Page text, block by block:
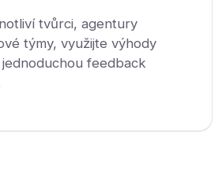
tvůrci, agentury
týmy, využijte výhody
feedback